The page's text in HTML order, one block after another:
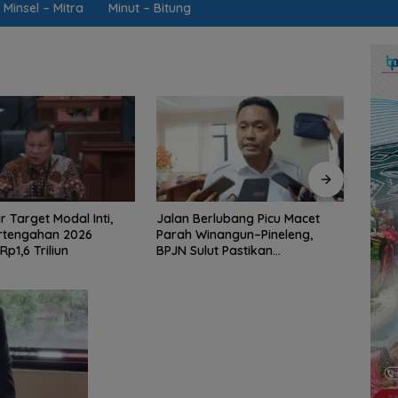
Minsel – Mitra Minut – Bitung
Picu Macet
Pastikan
Mengawal Hak Rakyat dari
Desa Tincep: Komitmen Nyata
Ketua Komisi I DPRD Sulut